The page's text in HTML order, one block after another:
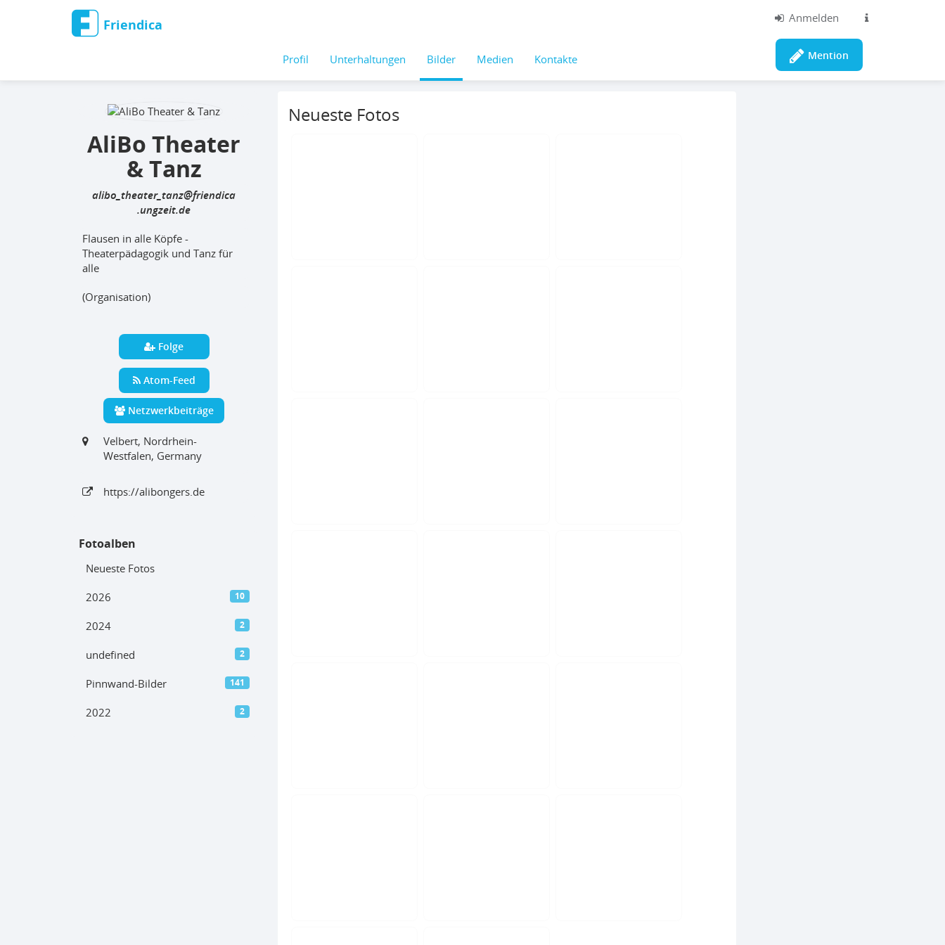
Friendica Anmelden
Profil Unterhaltungen Bilder Medien Kontakte Mention
AliBo Theater
& Tanz
alibo_theater_tanz@friendica
.ungzeit
Flausen in alle Köpfe -
Theaterpädagogik und Tanz für
alle
(Organisation)
Folge
Atom-Feed
Netzwerkbeiträge
Velbert, Nordrhein-
Westfalen, Germany
https://alibongers.de
Fotoalben
Neueste Fotos
10
2026
2
2024
2
undefined
141
Pinnwand-Bilder
2
2022
Neueste Fotos